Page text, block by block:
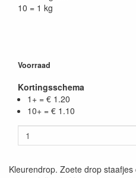
10 = 1 kg
Voorraad
Kortingsschema
1+ = € 1.20
10+ = € 1.10
Kleurendrop. Zoete drop